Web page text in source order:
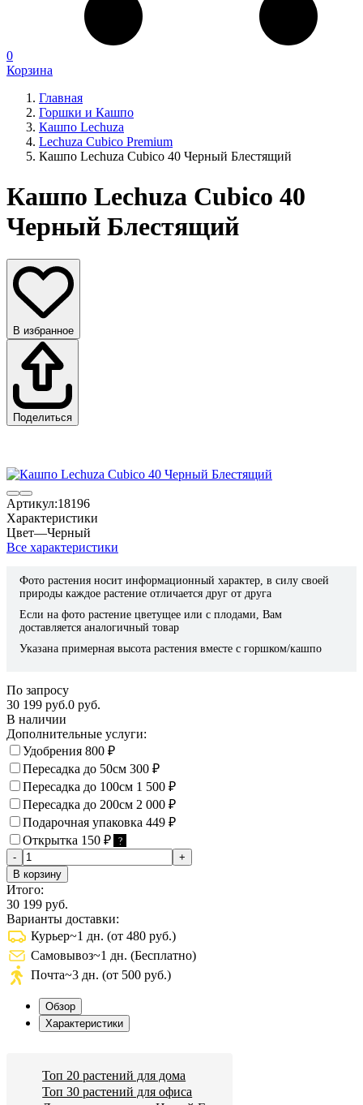
0
Корзина
Главная
Горшки и Кашпо
Кашпо Lechuza
Lechuza Cubico Premium
Кашпо Lechuza Cubico 40 Черный Блестящий
Кашпо Lechuza Cubico 40
Черный Блестящий
В избранное
Поделиться
Артикул:18196
Характеристики
Цвет—Черный
Все характеристики
Фото растения носит информационный характер, в силу своей
природы каждое растение отличается друг от друга
Если на фото растение цветущее или с плодами, Вам
доставляется аналогичный товар
Указана примерная высота растения вместе с горшком/кашпо
По запросу
30 199 руб.0 руб.
В наличии
Дополнительные услуги:
Удобрения 800 ₽
Пересадка до 50см 300 ₽
Пересадка до 100см 1 500 ₽
Пересадка до 200см 2 000 ₽
Подарочная упаковка 449 ₽
Открытка 150 ₽ ?
-
+
В корзину
Итого:
30 199 руб.
Варианты доставки:
Курьер~1 дн. (от 480 руб.)
Самовывоз~1 дн. (Бесплатно)
Почта~3 дн. (от 500 руб.)
Обзор
Характеристики
Топ 20 растений для дома
Топ 30 растений для офиса